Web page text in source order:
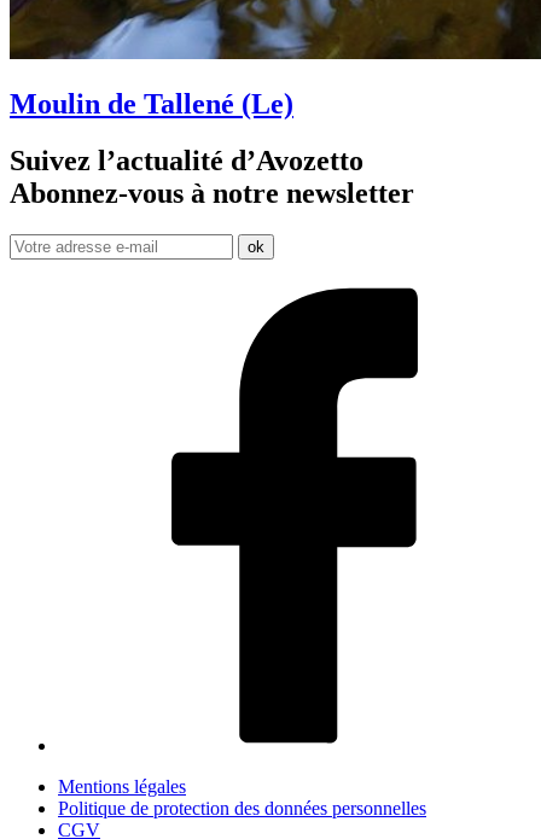
Moulin de Tallené (Le)
Suivez l’actualité d’Avozetto
Abonnez-vous à notre newsletter
Mentions légales
Politique de protection des données personnelles
CGV